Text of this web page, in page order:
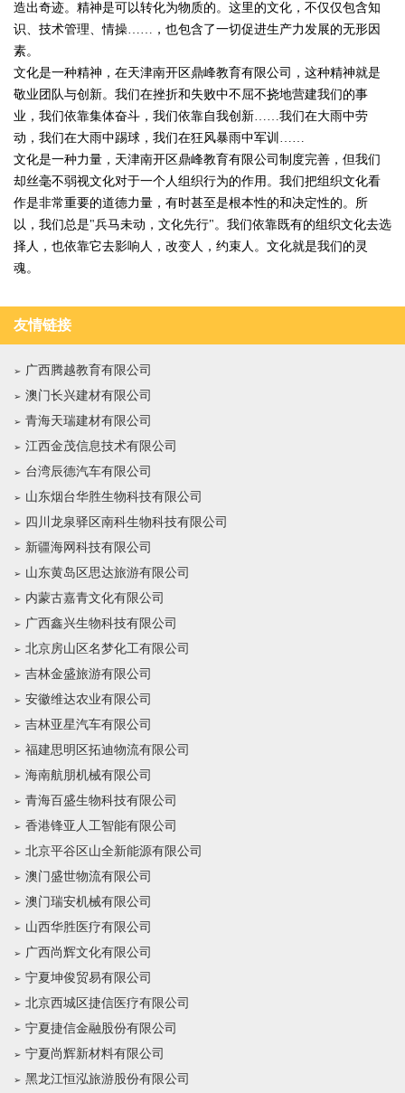
造出奇迹。精神是可以转化为物质的。这里的文化，不仅仅包含知
识、技术管理、情操……，也包含了一切促进生产力发展的无形因
素。
文化是一种精神，在天津南开区鼎峰教育有限公司，这种精神就是
敬业团队与创新。我们在挫折和失败中不屈不挠地营建我们的事
业，我们依靠集体奋斗，我们依靠自我创新……我们在大雨中劳
动，我们在大雨中踢球，我们在狂风暴雨中军训……
文化是一种力量，天津南开区鼎峰教育有限公司制度完善，但我们
却丝毫不弱视文化对于一个人组织行为的作用。我们把组织文化看
作是非常重要的道德力量，有时甚至是根本性的和决定性的。所
以，我们总是"兵马未动，文化先行"。我们依靠既有的组织文化去选
择人，也依靠它去影响人，改变人，约束人。文化就是我们的灵
魂。
友情链接
广西腾越教育有限公司
澳门长兴建材有限公司
青海天瑞建材有限公司
江西金茂信息技术有限公司
台湾辰德汽车有限公司
山东烟台华胜生物科技有限公司
四川龙泉驿区南科生物科技有限公司
新疆海网科技有限公司
山东黄岛区思达旅游有限公司
内蒙古嘉青文化有限公司
广西鑫兴生物科技有限公司
北京房山区名梦化工有限公司
吉林金盛旅游有限公司
安徽维达农业有限公司
吉林亚星汽车有限公司
福建思明区拓迪物流有限公司
海南航朋机械有限公司
青海百盛生物科技有限公司
香港锋亚人工智能有限公司
北京平谷区山全新能源有限公司
澳门盛世物流有限公司
澳门瑞安机械有限公司
山西华胜医疗有限公司
广西尚辉文化有限公司
宁夏坤俊贸易有限公司
北京西城区捷信医疗有限公司
宁夏捷信金融股份有限公司
宁夏尚辉新材料有限公司
黑龙江恒泓旅游股份有限公司